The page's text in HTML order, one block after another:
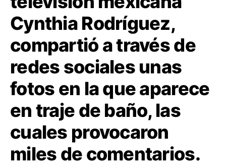
Cynthia Rodríguez,
compartió a través de
redes sociales unas
fotos en la que aparece
en traje de baño, las
cuales provocaron
miles de comentarios.